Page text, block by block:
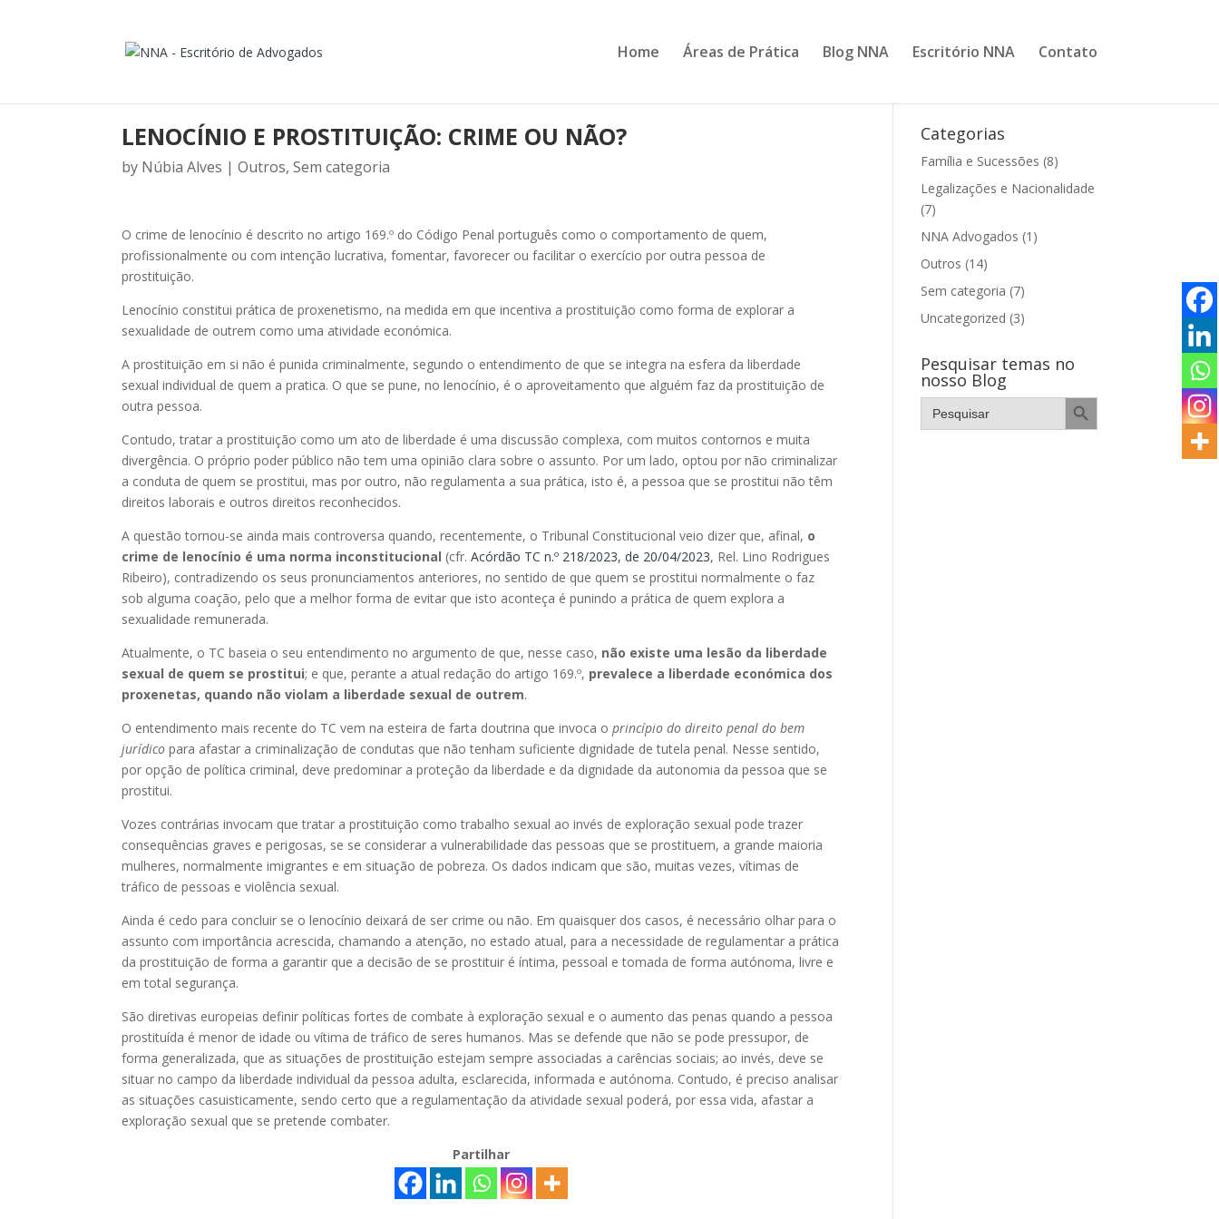
Home Áreas de Prática Blog NNA Escritório NNA Contato
LENOCÍNIO E PROSTITUIÇÃO: CRIME OU NÃO?
by Núbia Alves |Outros,Sem categoria
O crime de lenocínio é descrito no artigo 169.º do Código Penal português como o comportamento de quem,
profissionalmente ou com intenção lucrativa, fomentar, favorecer ou facilitar o exercício por outra pessoa de
prostituição.
Lenocínio constitui prática de proxenetismo, na medida em que incentiva a prostituição como forma de explorar a
sexualidade de outrem como uma atividade económica.
A prostituição em si não é punida criminalmente, segundo o entendimento de que se integra na esfera da liberdade
sexual individual de quem a pratica. O que se pune, no lenocínio, é o aproveitamento que alguém faz da prostituição de
outra pessoa.
Contudo, tratar a prostituição como um ato de liberdade é uma discussão complexa, com muitos contornos e muita
divergência. O próprio poder público não tem uma opinião clara sobre o assunto. Por um lado, optou por não criminalizar
a conduta de quem se prostitui, mas por outro, não regulamenta a sua prática, isto é, a pessoa que se prostitui não têm
direitos laborais e outros direitos reconhecidos.
A questão tornou-se ainda mais controversa quando, recentemente, o Tribunal Constitucional veio dizer que, afinal, o
crime de lenocínio é uma norma inconstitucional (cfr.Acórdão TC n.º 218/2023, de 20/04/2023, Rel. Lino Rodrigues
Ribeiro), contradizendo os seus pronunciamentos anteriores, no sentido de que quem se prostitui normalmente o faz
sob alguma coação, pelo que a melhor forma de evitar que isto aconteça é punindo a prática de quem explora a
sexualidade remunerada.
Atualmente, o TC baseia o seu entendimento no argumento de que, nesse caso, não existe uma lesão da liberdade
sexual de quem se prostitui; e que, perante a atual redação do artigo 169.º, prevalece a liberdade económica dos
proxenetas, quando não violam a liberdade sexual de outrem.
O entendimento mais recente do TC vem na esteira de farta doutrina que invoca oprincípio do direito penal do bem
jurídico para afastar a criminalização de condutas que não tenham suficiente dignidade de tutela penal. Nesse sentido,
por opção de política criminal, deve predominar a proteção da liberdade e da dignidade da autonomia da pessoa que se
prostitui.
Vozes contrárias invocam que tratar a prostituição como trabalho sexual ao invés de exploração sexual pode trazer
consequências graves e perigosas, se se considerar a vulnerabilidade das pessoas que se prostituem, a grande maioria
mulheres, normalmente imigrantes e em situação de pobreza. Os dados indicam que são, muitas vezes, vítimas de
tráfico de pessoas e violência sexual.
Ainda é cedo para concluir se o lenocínio deixará de ser crime ou não. Em quaisquer dos casos, é necessário olhar para o
assunto com importância acrescida, chamando a atenção, no estado atual, para a necessidade de regulamentar a prática
da prostituição de forma a garantir que a decisão de se prostituir é íntima, pessoal e tomada de forma autónoma, livre e
em total segurança.
São diretivas europeias definir políticas fortes de combate à exploração sexual e o aumento das penas quando a pessoa
prostituída é menor de idade ou vítima de tráfico de seres humanos. Mas se defende que não se pode pressupor, de
forma generalizada, que as situações de prostituição estejam sempre associadas a carências sociais; ao invés, deve se
situar no campo da liberdade individual da pessoa adulta, esclarecida, informada e autónoma. Contudo, é preciso analisar
as situações casuisticamente, sendo certo que a regulamentação da atividade sexual poderá, por essa vida, afastar a
exploração sexual que se pretende combater.
Partilhar
Categorias
Família e Sucessões (8)
Legalizações e Nacionalidade
(7)
NNA Advogados (1)
Outros (14)
Sem categoria (7)
Uncategorized (3)
Pesquisar temas no
nosso Blog
Search
for:
Search Button